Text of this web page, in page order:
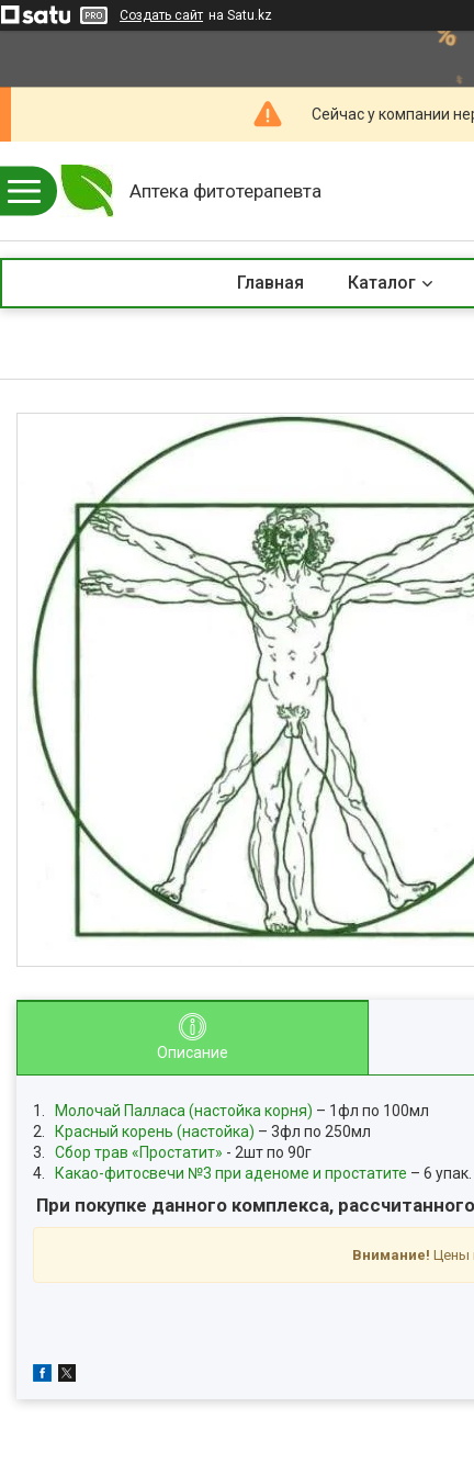
Создать сайт на Satu.kz
Сейчас у компании
Аптека фитотерапевта
Главная Каталог
Описание
1. Молочай Палласа (настойка корня) – 1фл по 100мл
2.
Красный корень (настойка) – 3фл по 250мл
3. Сбор трав «Простатит» - 2шт по 90г
4.
Какао-фитосвечи №3 при аденоме и простатите – 6
При покупке данного комплекса,
Внимание! Цены